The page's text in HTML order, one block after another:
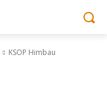
KSOP Himbau